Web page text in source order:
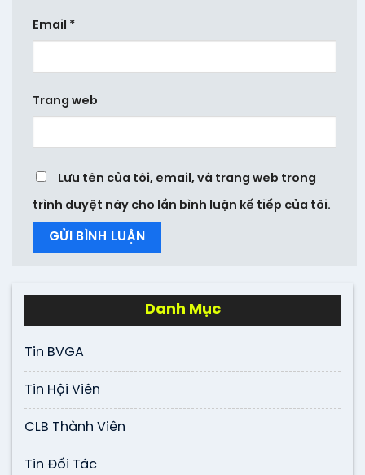
Email *
Trang web
Lưu tên của tôi, email, và trang web trong
trình duyệt này cho lần bình luận kế tiếp của tôi.
Danh Mục
Tin BVGA
Tin Hội Viên
CLB Thành Viên
Tin Đối Tác